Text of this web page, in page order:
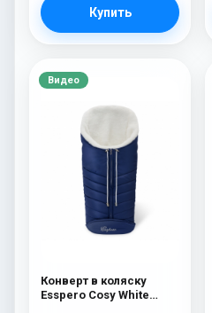
Купить
Видео
Конверт в коляску
Esspero Cosy White